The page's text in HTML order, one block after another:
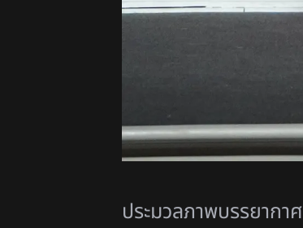
ประมวลภาพบรรยากาศ